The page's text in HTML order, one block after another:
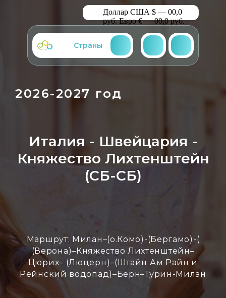
Доллар США $ — 00,0
руб. Евро € — 00,0 руб.
Страны
2026-2027 год
Италия - Швейцария -
Княжество Лихтенштейн
(СБ-СБ)
Маршрут: Милан–(о.Комо)-(Бергамо)-(
(Верона)–Княжество Лихтенштейн–
Цюрих– (Люцерн)–(Штайн Ам Райн и
Рейнский водопад)–Берн–Турин-Милан